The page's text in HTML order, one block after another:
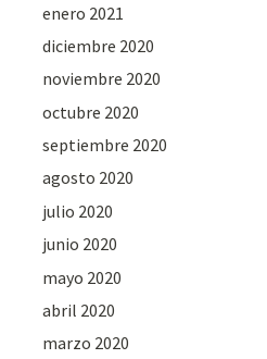
enero 2021
diciembre 2020
noviembre 2020
octubre 2020
septiembre 2020
agosto 2020
julio 2020
junio 2020
mayo 2020
abril 2020
marzo 2020